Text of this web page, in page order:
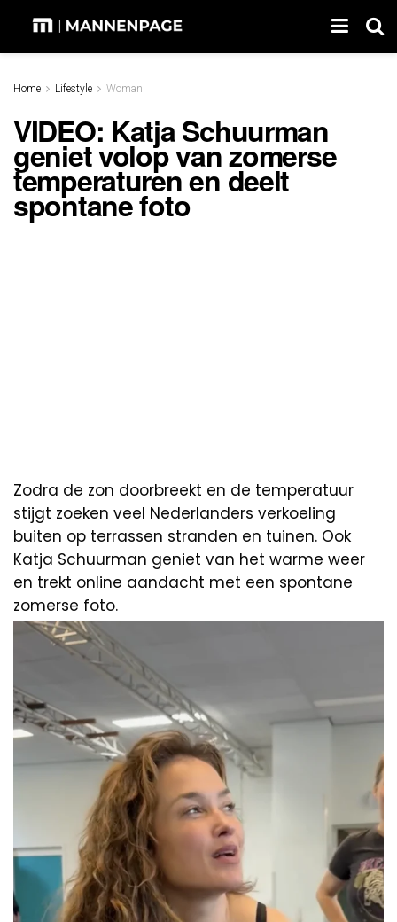
Home Lifestyle Woman
VIDEO: Katja Schuurman
geniet volop van zomerse
temperaturen en deelt
spontane foto
Zodra de zon doorbreekt en de temperatuur
stijgt zoeken veel Nederlanders verkoeling
buiten op terrassen stranden en tuinen. Ook
Katja Schuurman geniet van het warme weer
en trekt online aandacht met een spontane
zomerse foto.